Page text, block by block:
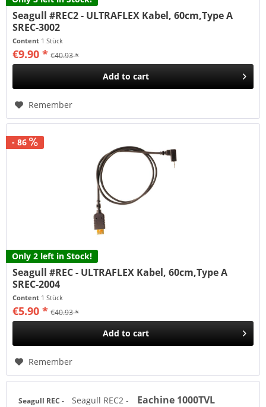
Seagull #REC2 - ULTRAFLEX Kabel, 60cm,Type A
SREC-3002
Content 1 Stück
€9.90 * €40.93 *
Add to cart
Remember
- 86
Only 2 left in Stock!
Seagull #REC - ULTRAFLEX Kabel, 60cm,Type A
SREC-2004
Content 1 Stück
€5.90 * €40.93 *
Add to cart
Remember
Seagull REC - Seagull REC2 - Eachine 1000TVL